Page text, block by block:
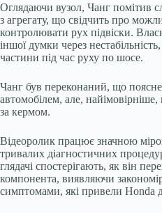
Оглядаючи вузол, Чанг помітив
з агрегату, що свідчить про
контролювати рух підвіски.
іншої думки через
частини під час руху по шосе.
Чанг був переконаний, що
автомобілем, але,
за кермом.
Відеоролик працює значною
тривалих діагностичних
глядачі спостерігають, як він
компонента, виявляючи
симптомами, які привели Honda